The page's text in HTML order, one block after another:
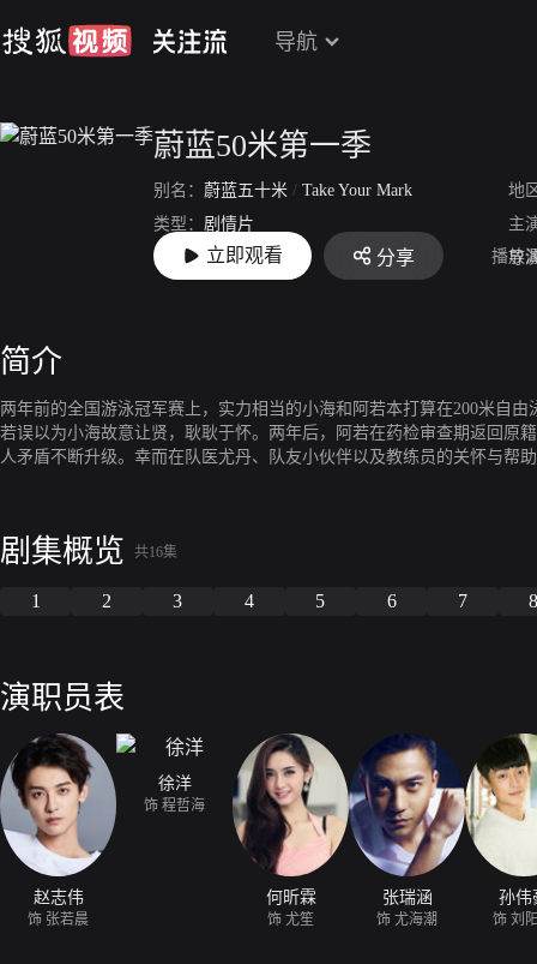
导航
蔚蓝50米第一季
别名： 蔚蓝五十米 / Take Your Mark
地
类型： 剧情片
主
上映： 2017-10-17 导
立即观看 分享 播放
简介
两年前的全国游泳冠军赛上，实力相当的小海和阿若本打算在200米自
若误以为小海故意让贤，耿耿于怀。两年后，阿若在药检审查期返回原
人矛盾不断升级。幸而在队医尤丹、队友小伙伴以及教练员的关怀与帮
剧集概览 共16集
1 2 3 4 5 6 7
演职员表
赵志伟
饰 张若晨
徐洋
饰 程哲海
何昕霖
饰 尤笙
张瑞涵
饰 尤海潮
孙伟
饰 刘